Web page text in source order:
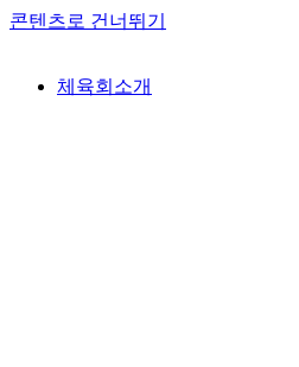
콘텐츠로 건너뛰기
체육회소개